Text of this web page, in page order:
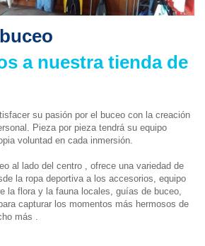
a nuestra tienda de
su pasión por el buceo con la creación
Pieza por pieza tendrá su equipo
voluntad en cada inmersión.
al lado del centro , ofrece una variedad de
la ropa deportiva a los accesorios, equipo
la flora y la fauna locales, guías de buceo,
capturar los momentos más hermosos de
más .